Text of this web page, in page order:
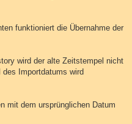
funktioniert die Übernahme der
wird der alte Zeitstempel nicht
des Importdatums wird
mit dem ursprünglichen Datum